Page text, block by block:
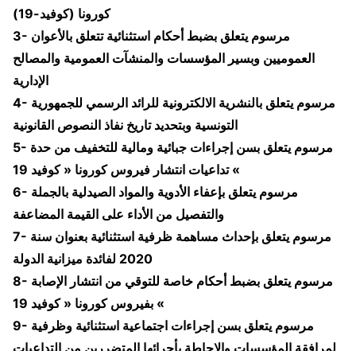
كورونا (كوفيد-19)
3- مرسوم يتعلق بضبط أحكام استثنائية تتعلق بالأعوان
العموميين وبسير المؤسسات والمنشآت العمومية والمصالح
الإدارية
4- مرسوم يتعلق بالنشرية الالكترونية للرائد الرسمي للجمهورية
التونسية وبتحديد تاريخ نفاذ النصوص القانونية
5- مرسوم يتعلق بسن إجراءات جبائية ومالية للتخفيف من حدة
تداعيات انتشار فيروس كورونا « كوفيد 19 «
6- مرسوم يتعلق بإعفاء الأدوية والمواد الصيدلية بالجملة
والتفصيل من الأداء على القيمة المضاعفة
7- مرسوم يتعلق بإحداث مساهمة ظرفية استثنائية بعنوان سنة
2020 لفائدة ميزانية الدولة
8- مرسوم يتعلق بضبط أحكام خاصة للتوقي من انتشار الإصابة
بفيروس كورونا « كوفيد 19 «
9- مرسوم يتعلق بسن إجراءات اجتماعية استثنائية وظرفية
لمرافقة المؤسسات والإحاطة بأجرائها المتضررين من التداعيات